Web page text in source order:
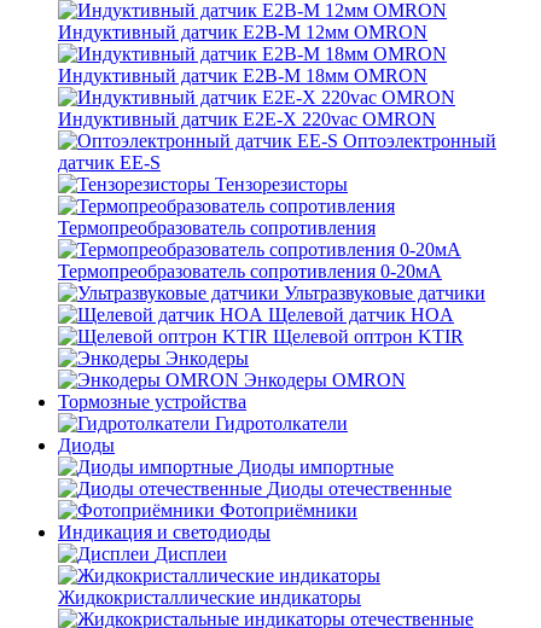
Индуктивный датчик E2B-M 12мм OMRON
Индуктивный датчик E2B-M 18мм OMRON
Индуктивный датчик E2E-X 220vac OMRON
Оптоэлектронный
датчик EE-S
Тензорезисторы
Термопреобразователь сопротивления
Термопреобразователь сопротивления 0-20мА
Ультразвуковые датчики
Щелевой датчик HOA
Щелевой оптрон KTIR
Энкодеры
Энкодеры OMRON
Тормозные устройства
Гидротолкатели
Диоды
Диоды импортные
Диоды отечественные
Фотоприёмники
Индикация и светодиоды
Дисплеи
Жидкокристаллические индикаторы